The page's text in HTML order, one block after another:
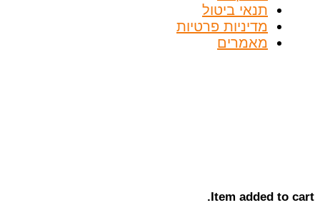
תנאי ביטול
מדיניות פרטיות
מאמרים
Item added to cart.